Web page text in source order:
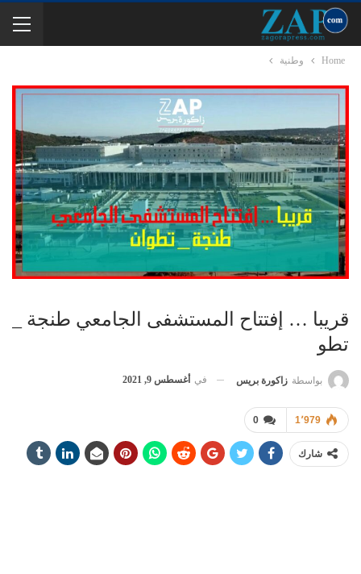
Home وطنية
قريبا … إفتتاح المستشفى الجامعي طنجة _
تطو
بواسطة زاكورة بريس في أغسطس 9, 2021
0 1٬979
شارك